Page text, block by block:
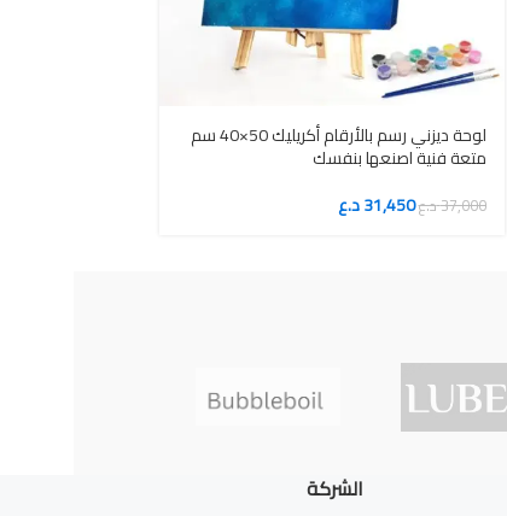
لوحة ديزني رسم بالأرقام أكريليك 50×40 سم
متعة فنية اصنعها بنفسك
37,000د.ع31,450د.ع
الشركة